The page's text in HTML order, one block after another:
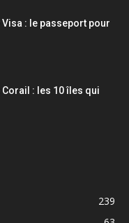
: le passeport pour
: les 10 îles qui
239